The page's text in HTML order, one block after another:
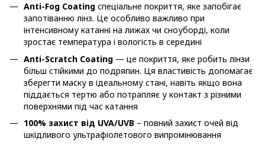
Anti-Fog Coating спеціальне покриття, яке запобігає
запотіванню лінз. Це особливо важливо при
інтенсивному катанні на лижах чи сноуборді, коли
зростає температура і вологість в середині
Anti-Scratch Coating — це покриття, яке робить лінзи
більш стійкими до подряпин. Ця властивість допомагає
зберегти маску в ідеальному стані, навіть якщо вона
піддається тертю або потрапляє у контакт з різними
поверхнями під час катання
100% захист від UVA/UVB – повний захист очей від
шкідливого ультрафіолетового випромінювання